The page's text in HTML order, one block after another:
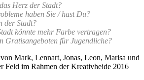
Herz der Stadt?
haben Sie / hast Du?
der Stadt?
könnte mehr Farbe vertragen?
Gratisangeboten für Jugendliche?
Mark, Lennart, Jonas, Leon, Marisa und
Feld im Rahmen der Kreativheide 2016